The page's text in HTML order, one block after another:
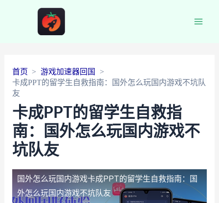
首页
游戏加速器回国
卡成PPT的留学生自救指南：国外怎么玩国内游戏不坑队
友
卡成PPT的留学生自救指
南：国外怎么玩国内游戏不
坑队友
国外怎么玩国内游戏卡成PPT的留学生自救指南：国
外怎么玩国内游戏不坑队友